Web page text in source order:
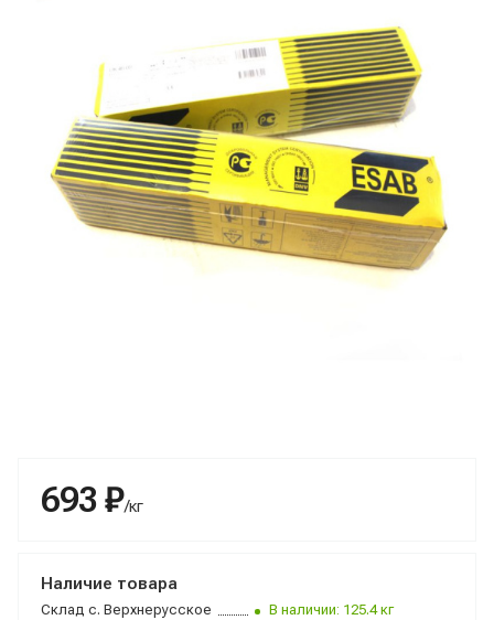
693 ₽/кг
Наличие товара
Склад с. Верхнерусское
В наличии: 125.4 кг